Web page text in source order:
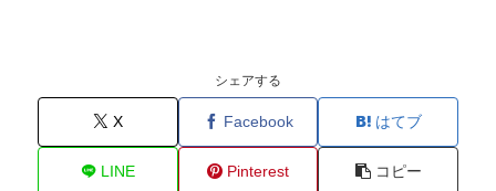
シェアする
X Facebook はてブ
LINE Pinterest コピー